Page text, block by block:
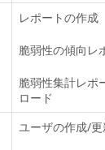
レポートの作成
脆弱性の傾向レ
脆弱性集計レポ
ロード
ユーザの作成/